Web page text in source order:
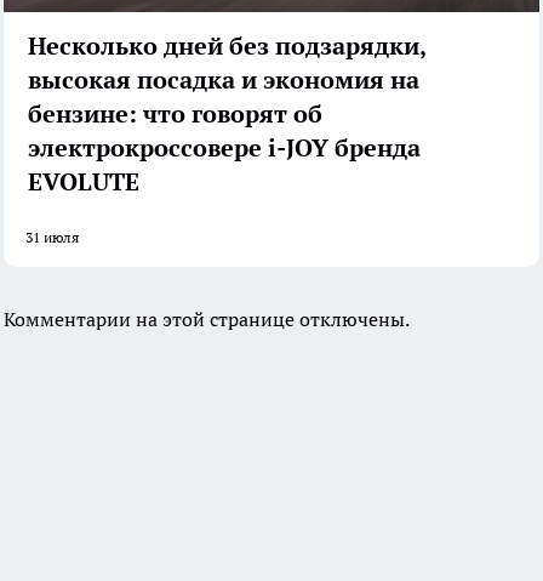
Несколько дней без подзарядки,
высокая посадка и экономия на
бензине: что говорят об
электрокроссовере i-JOY бренда
EVOLUTE
31 июля
Комментарии на этой странице отключены.